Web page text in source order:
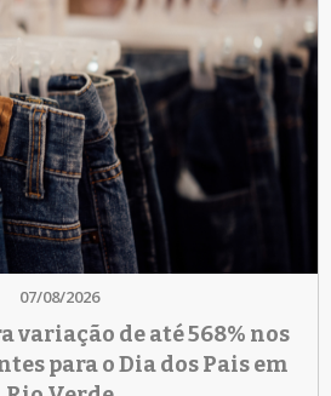
07/08/2026
variação de até 568% nos
para o Dia dos Pais em